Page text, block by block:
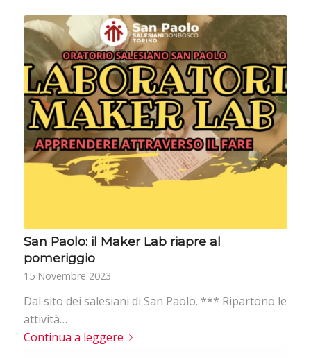
San Paolo: il Maker Lab riapre al
pomeriggio
15 Novembre 2023
Dal sito dei salesiani di San Paolo. *** Ripartono le
attività…
Continua a leggere